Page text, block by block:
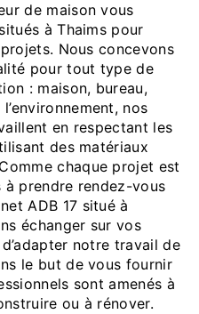
à Thaims pour
Nous concevons
pour tout type de
: maison, bureau,
nos
en respectant les
des matériaux
chaque projet est
à prendre rendez-vous
ADB 17 situé à
échanger sur vos
notre travail de
le but de vous fournir
sont amenés à
ou à rénover.